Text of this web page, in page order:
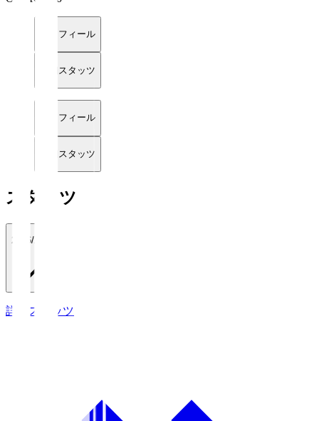
プロフィール
詳細スタッツ
プロフィール
詳細スタッツ
スタッツ
2026/27
詳細スタッツ